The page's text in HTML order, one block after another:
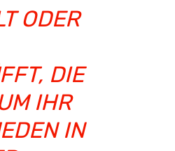
DIE
DIE DJI
FES
IN EIN